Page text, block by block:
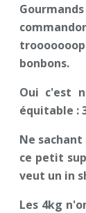
bonbons.
Oui c'est
équitable :
Ne
ce petit
veut un in
Les 4kg